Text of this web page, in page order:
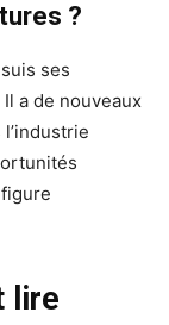
?
ses
a de nouveaux
lire